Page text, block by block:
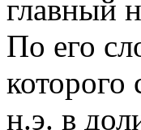
главный
По его
н.э. в